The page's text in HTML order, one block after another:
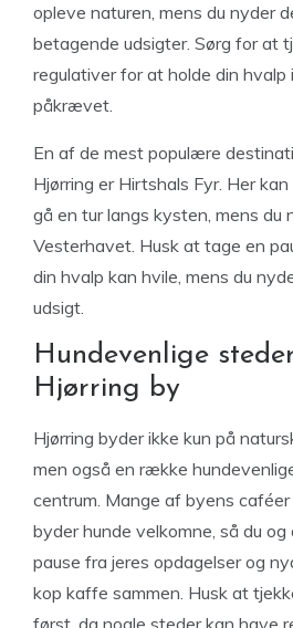
opleve naturen, mens du nyder
betagende udsigter. Sørg for at
regulativer for at holde din hvalp
påkrævet.
En af de mest populære
Hjørring er Hirtshals Fyr. Her
gå en tur langs kysten, mens du
Vesterhavet. Husk at tage en
din hvalp kan hvile, mens du
udsigt.
Hundevenlige
Hjørring by
Hjørring byder ikke kun på
men også en række
centrum. Mange af byens
byder hunde velkomne, så du
pause fra jeres opdagelser og
kop kaffe sammen. Husk at
først, da nogle steder kan have